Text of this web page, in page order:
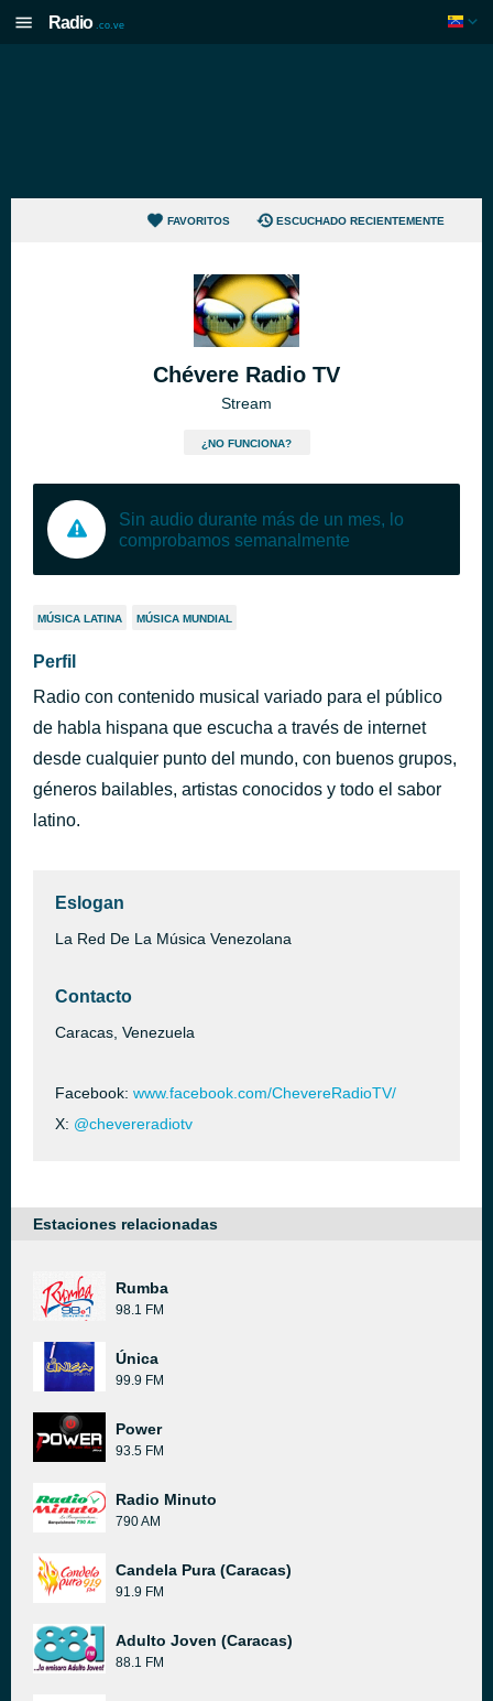
Radio .co.ve
FAVORITOS ESCUCHADO RECIENTEMENTE
Chévere Radio TV
Stream
¿NO FUNCIONA?
Sin audio durante más de un mes, lo
comprobamos semanalmente
MÚSICA LATINA MÚSICA MUNDIAL
Perfil
Radio con contenido musical variado para el público
de habla hispana que escucha a través de internet
desde cualquier punto del mundo, con buenos grupos,
géneros bailables, artistas conocidos y todo el sabor
latino.
Eslogan
La Red De La Música Venezolana
Contacto
Caracas, Venezuela
Facebook: www.facebook.com/ChevereRadioTV/
X: @chevereradiotv
Estaciones relacionadas
Rumba
98.1 FM
Única
99.9 FM
Power
93.5 FM
Radio Minuto
790 AM
Candela Pura (Caracas)
91.9 FM
Adulto Joven (Caracas)
88.1 FM